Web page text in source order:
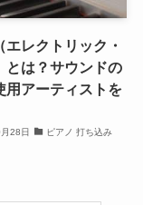
エレクトリック・
とは？サウンドの
用アーティストを
28日
ピアノ 打ち込み